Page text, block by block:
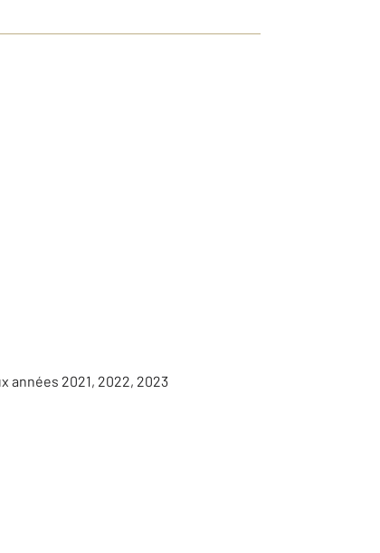
années 2021, 2022, 2023